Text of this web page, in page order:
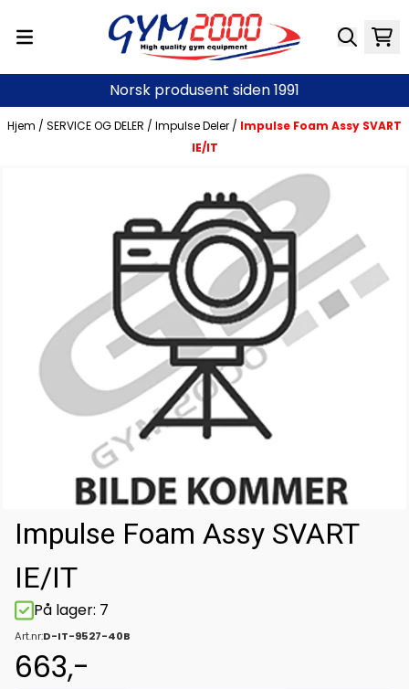
Norsk produsent siden 1991
Hjem / SERVICE OG DELER / Impulse Deler / Impulse Foam Assy SVART
IE/IT
Impulse Foam Assy SVART
IE/IT
På lager: 7
Art.nr:D-IT-9527-40B
663,-